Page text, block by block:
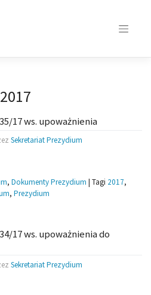
17 ws. upoważnienia
Sekretariat Prezydium
, Dokumenty Prezydium | Tagi 2017,
, Prezydium
17 ws. upoważnienia do
Sekretariat Prezydium